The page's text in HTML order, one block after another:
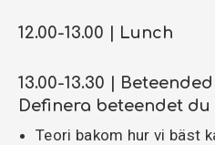
12.00-13.00 | Lunch
13.00-13.30 |
Definera beteendet
Teori bakom hur vi bäst